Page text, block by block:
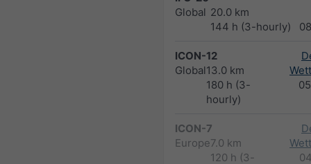
Global 20.0 km
144 h (3-hourly)
ICON-12
Global13.0 km
180 h (3-
hourly)
ICON-7
Europe7.0 km
120 h (3-